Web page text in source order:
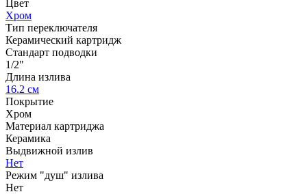
Цвет
Хром
Тип переключателя
Керамический картридж
Стандарт подводки
1/2"
Длина излива
16.2 см
Покрытие
Хром
Материал картриджа
Керамика
Выдвижной излив
Нет
Режим "душ" излива
Нет